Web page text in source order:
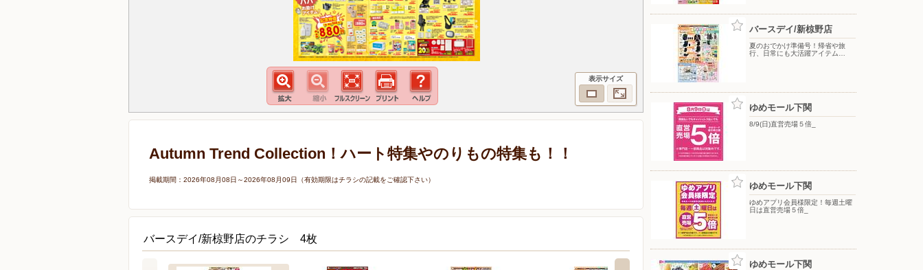
表示サイズ
Autumn Trend Collection！ハート特集やのりもの特集も！！
掲載期間：2026年08月08日～2026年08月09日（有効期限はチラシの記載をご確認下さい）
バースデイ/新椋野店のチラシ 4枚
バースデイ/新椋野店
夏のおでかけ準備号！帰省や旅
行、日常にも大活躍アイテム…
ゆめモール下関
8/9(日)直営売場５倍_
ゆめモール下関
ゆめアプリ会員様限定！毎週土曜
日は直営売場５倍_
ゆめモール下関